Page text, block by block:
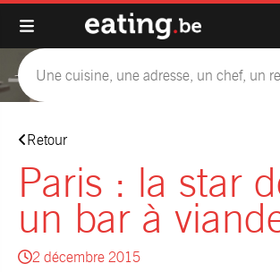
Retour
Paris : la star
un bar à
2 décembre 2015